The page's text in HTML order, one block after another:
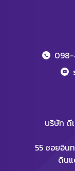
บริษัท ดี
55 ซอยอิน
ดินแ